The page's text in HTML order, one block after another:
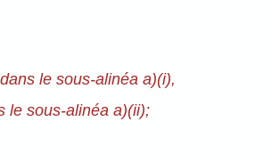
le sous-alinéa a)(i),
le sous-alinéa a)(ii);